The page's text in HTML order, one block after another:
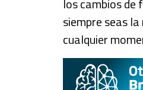
los cambios
siempre seas
cualquier